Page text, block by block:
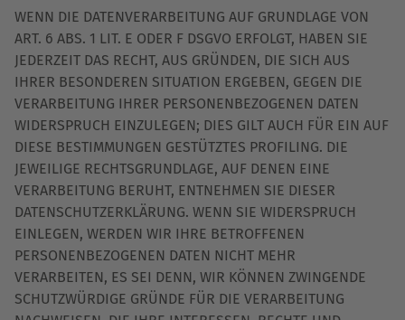
WENN DIE DATENVERARBEITUNG AUF GRUNDLAGE VON
ART. 6 ABS. 1 LIT. E ODER F DSGVO ERFOLGT, HABEN SIE
JEDERZEIT DAS RECHT, AUS GRÜNDEN, DIE SICH AUS
IHRER BESONDEREN SITUATION ERGEBEN, GEGEN DIE
VERARBEITUNG IHRER PERSONENBEZOGENEN DATEN
WIDERSPRUCH EINZULEGEN; DIES GILT AUCH FÜR EIN AUF
DIESE BESTIMMUNGEN GESTÜTZTES PROFILING. DIE
JEWEILIGE RECHTSGRUNDLAGE, AUF DENEN EINE
VERARBEITUNG BERUHT, ENTNEHMEN SIE DIESER
DATENSCHUTZERKLÄRUNG. WENN SIE WIDERSPRUCH
EINLEGEN, WERDEN WIR IHRE BETROFFENEN
PERSONENBEZOGENEN DATEN NICHT MEHR
VERARBEITEN, ES SEI DENN, WIR KÖNNEN ZWINGENDE
SCHUTZWÜRDIGE GRÜNDE FÜR DIE VERARBEITUNG